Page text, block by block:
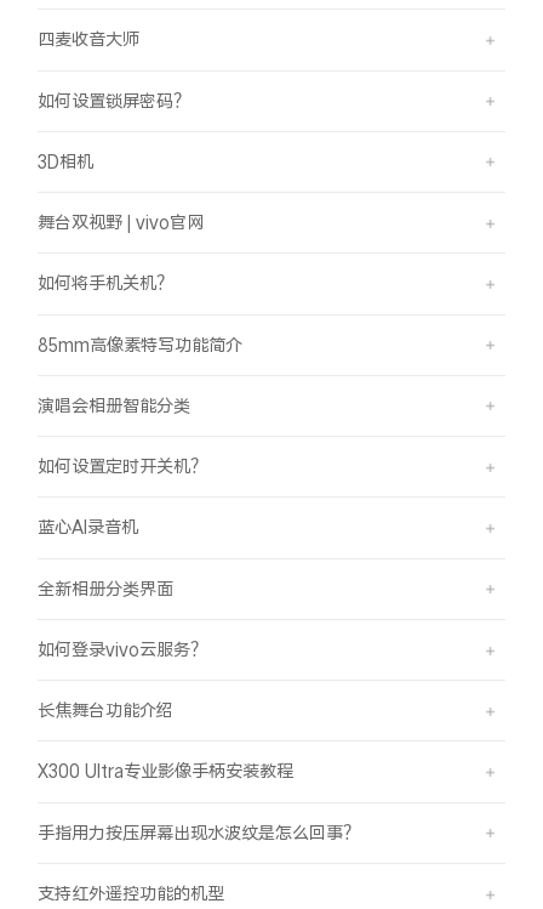
四麦收音大师
如何设置锁屏密码？
3D相机
舞台双视野 | vivo官网
如何将手机关机？
85mm高像素特写功能简介
演唱会相册智能分类
如何设置定时开关机？
蓝心AI录音机
全新相册分类界面
如何登录vivo云服务？
长焦舞台功能介绍
X300 Ultra专业影像手柄安装教程
手指用力按压屏幕出现水波纹是怎么回事？
支持红外遥控功能的机型